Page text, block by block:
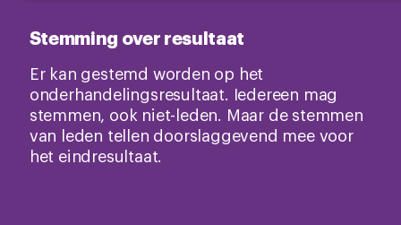
Stemming over resultaat
Er kan gestemd worden op het
onderhandelingsresultaat. Iedereen mag
stemmen, ook niet-leden. Maar de stemmen
van leden tellen doorslaggevend mee voor
het eindresultaat.